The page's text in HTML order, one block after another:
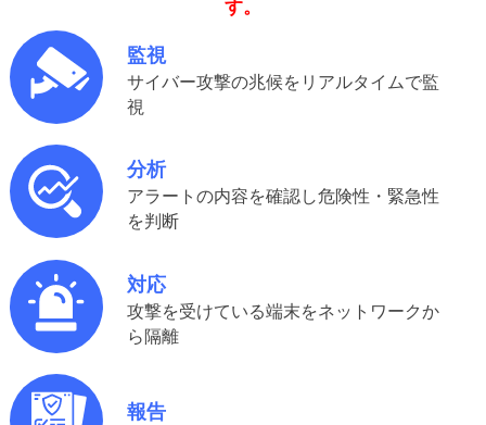
す。
監視
サイバー攻撃の兆候をリアルタイムで監
視
分析
アラートの内容を確認し危険性・緊急性
を判断
対応
攻撃を受けている端末をネットワークか
ら隔離
報告